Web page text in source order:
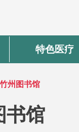
特色医疗
州图书馆
书馆